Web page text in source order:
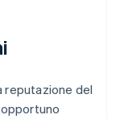
reputazione del